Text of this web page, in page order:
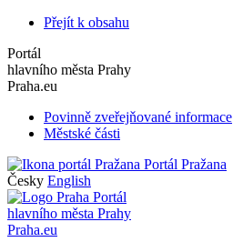
Přejít k obsahu
Portál
hlavního města Prahy
Praha.eu
Povinně zveřejňované informace
Městské části
Portál Pražana
Česky English
Portál
hlavního města Prahy
Praha.eu